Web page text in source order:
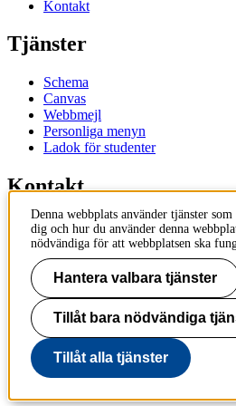
Kontakt
Tjänster
Schema
Canvas
Webbmejl
Personliga menyn
Ladok för studenter
Kontakt
Kontakta utbildningsprogram
Kontakta kurs
IT-support
KTH Entré
KTH
100 44 Stockholm
+46 8 790 60 00
info@kth.se
Denna webbplats använder tjänster
dig och hur du använder denna
nödvändiga för att webbplatsen ska
Hantera valbara tjänster
Tillåt bara nödvändiga
Tillåt alla tjänster